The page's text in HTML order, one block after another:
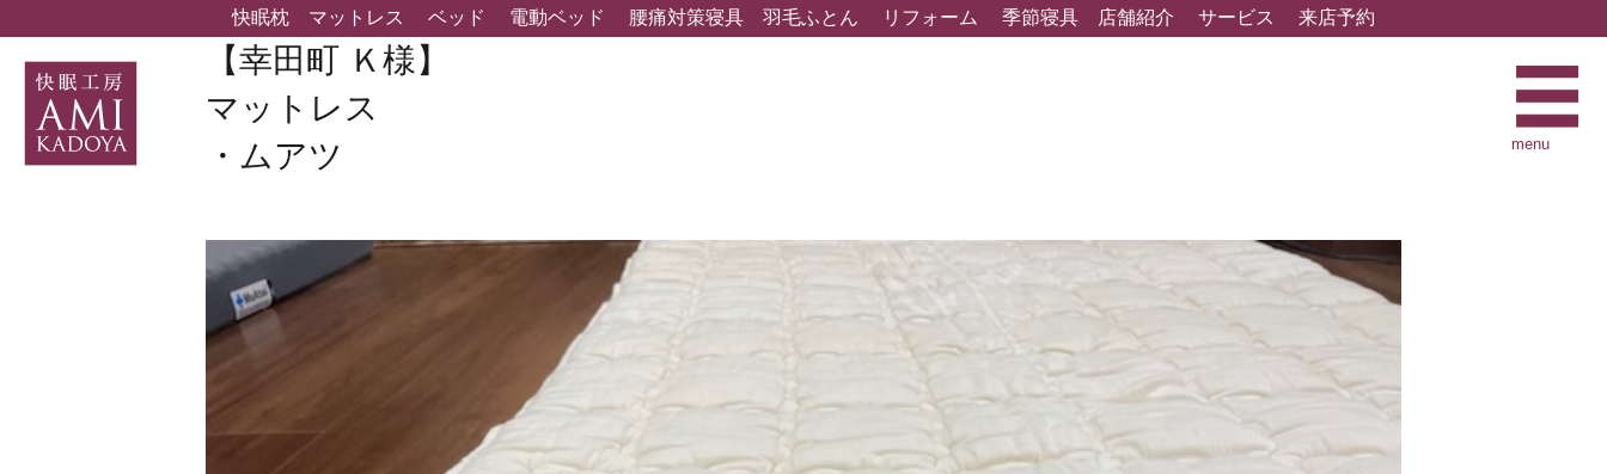
快眠枕 マットレス ベッド 電動ベッド 腰痛対策寝具 羽毛ふとん リフォーム 季節寝具 店舗紹介 サービス 来店予約
menu
【幸田町 Ｋ様】
マットレス
・ムアツ